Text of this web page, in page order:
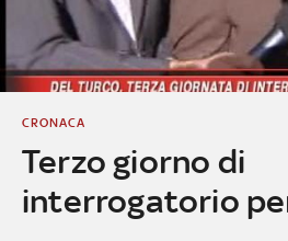
Terzo giorno di
interrogatorio
CRONACA